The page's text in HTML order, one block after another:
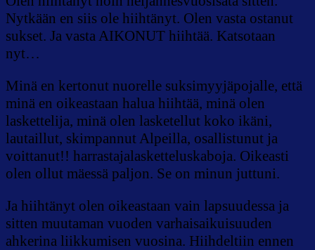
Nytkään en siis ole hiihtänyt. Olen vasta ostanut
sukset. Ja vasta AIKONUT hiihtää. Katsotaan
nyt…
Minä en kertonut nuorelle suksimyyjäpojalle, että
minä en oikeastaan halua hiihtää, minä olen
laskettelija, minä olen lasketellut koko ikäni,
lautaillut, skimpannut Alpeilla, osallistunut ja
voittanut!! harrastajalasketteluskaboja. Oikeasti
olen ollut mäessä paljon. Se on minun juttuni.
Ja hiihtänyt olen oikeastaan vain lapsuudessa ja
sitten muutaman vuoden varhaisaikuisuuden
ahkerina liikkumisen vuosina. Hiihdeltiin ennen